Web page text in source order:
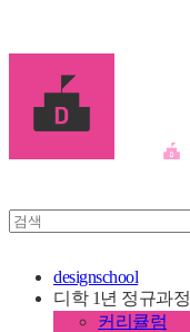
designschool
디학 1년 정규과정
커리큘럼